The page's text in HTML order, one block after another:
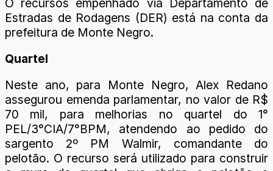
O recursos empenhado via Departamento de
Estradas de Rodagens (DER) está na conta da
prefeitura de Monte Negro.
Quartel
Neste ano, para Monte Negro, Alex Redano
assegurou emenda parlamentar, no valor de R$
70 mil, para melhorias no quartel do 1°
PEL/3°CIA/7°BPM, atendendo ao pedido do
sargento 2º PM Walmir, comandante do
pelotão. O recurso será utilizado para construir